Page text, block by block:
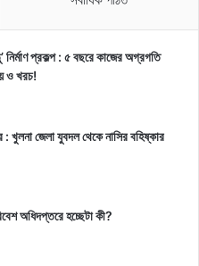
নির্মাণ প্রকল্প : ৫ বছরে কাজের অগ্রগতি
ও খরচ!
: খুলনা জেলা যুবদল থেকে নাসির বহিষ্কার
অধিদপ্তরে হচ্ছেটা কী?